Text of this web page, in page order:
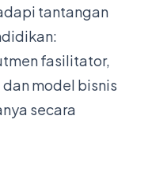
tantangan
fasilitator,
model bisnis
secara